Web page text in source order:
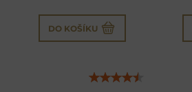
DO KOŠÍKU